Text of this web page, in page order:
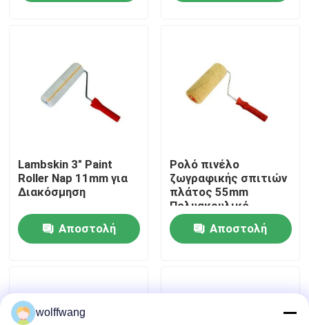
Ποιοτικός έλεγχος
Νέα
Όλες οι περιπτώσεις
Βούρτσα συνθετικού νήματος
Lambskin 3" Paint
Roller Nap 11mm για
Διακόσμηση
Αποστολή
Ρολό πινέλο
ζωγραφικής σπιτιών
πλάτος 55mm
Πολυακρυλικό
υφαντό υπνάκο 18mm
Αποστολή
wolffwang